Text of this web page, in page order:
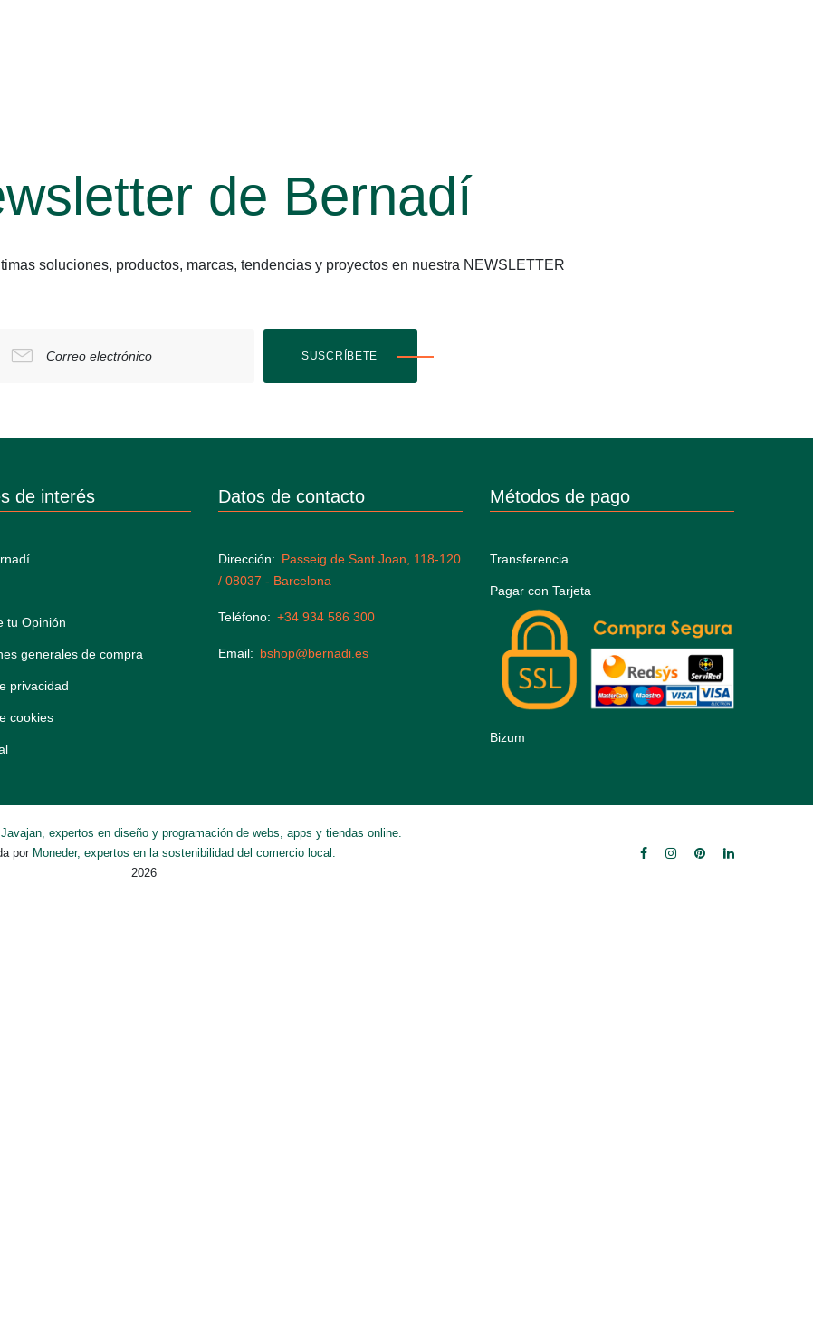
de Bernadí
soluciones, productos, marcas, tendencias y proyectos en nuestra NEWSLETTER
Correo electrónico SUSCRÍBETE
de interés
tu Opinión
generales de compra
privacidad
cookies
Datos de contacto
Dirección
Passeig de Sant Joan, 118-120
/ 08037 - Barcelona
Teléfono +34 934 586 300
Email bshop@bernadi.es
Métodos de pago
Transferencia
Pagar con Tarjeta
Bizum
Javajan, expertos en diseño y programación de webs, apps y tiendas online.
por Moneder, expertos en la sostenibilidad del comercio local.
2026